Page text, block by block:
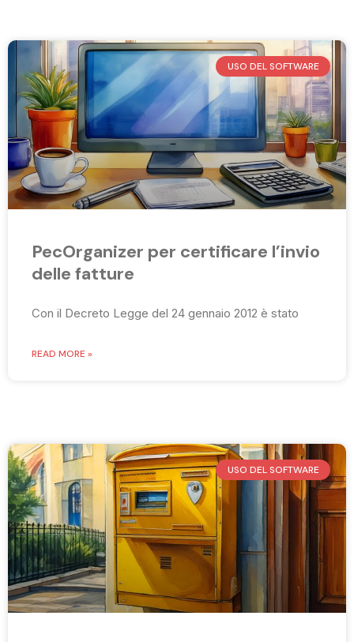
USO DEL SOFTWARE
PecOrganizer per certificare l’invio
delle fatture
Con il Decreto Legge del 24 gennaio 2012 è stato
READ MORE »
USO DEL SOFTWARE